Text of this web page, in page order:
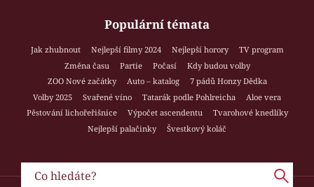
Populární témata
Jak zhubnout Nejlepší filmy 2024 Nejlepší horory
TV program
Změna času
Partie Počasí
Kdy budou volby
ZOO Nové začátky
Auto – katalog
7 pádů Honzy Dědka
Volby 2025
Svařené víno Tatarák podle Pohlreicha
Aloe vera
Pěstování lichořeřišnice
Výpočet ascendentu
Tvarohové knedlíky
Nejlepší palačinky
Švestkový koláč